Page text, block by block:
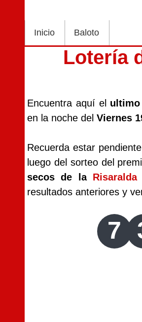
Inicio Baloto
Lotería
Encuentra aquí el
en la noche del Viernes
Recuerda estar
luego del sorteo del
secos de la Risaralda
resultados anteriores y
7